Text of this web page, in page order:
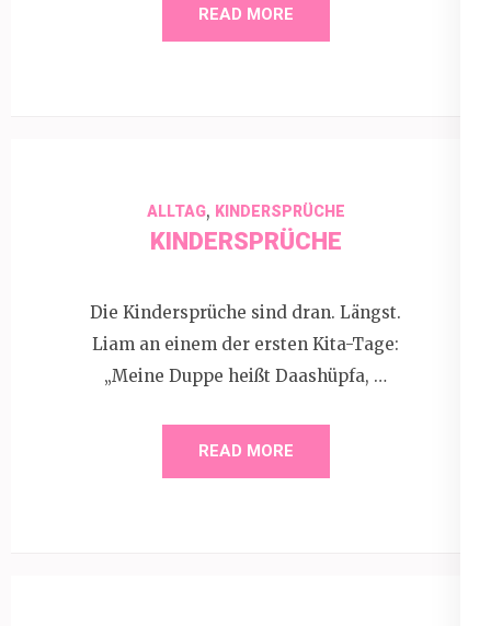
READ MORE
ALLTAG, KINDERSPRÜCHE
KINDERSPRÜCHE
Die Kindersprüche sind dran. Längst.
Liam an einem der ersten Kita-Tage:
„Meine Duppe heißt Daashüpfa, …
READ MORE